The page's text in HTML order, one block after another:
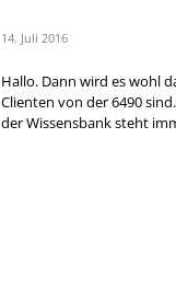
14. Juli 2016
Hallo. Dann wird es wohl
Clienten von der 6490
der Wissensbank steht